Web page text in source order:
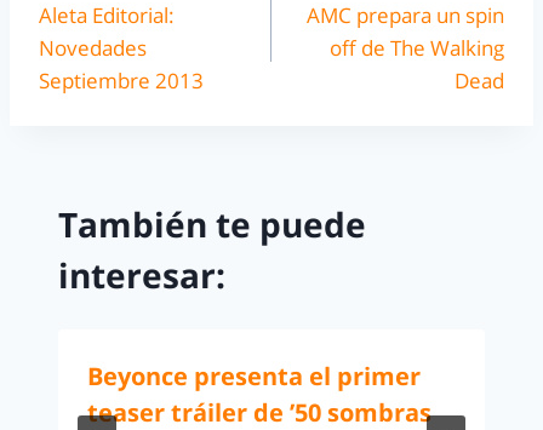
Aleta Editorial:
Novedades
Septiembre 2013
AMC prepara un spin
off de The Walking
Dead
También te puede
interesar:
Beyonce presenta el primer
teaser tráiler de ’50 sombras